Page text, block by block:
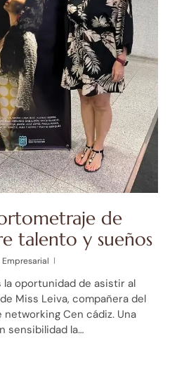
de
talento y sueños
oportunidad de asistir al
Miss Leiva, compañera del
Cen cádiz. Una
sensibilidad la…